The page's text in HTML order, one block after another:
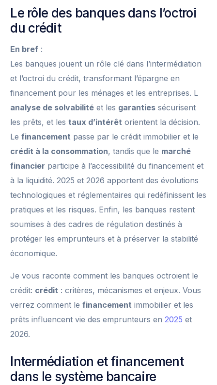
Le rôle des banques dans l’octroi
du crédit
En bref :
Les banques jouent un rôle clé dans l’intermédiation
et l’octroi du crédit, transformant l’épargne en
financement pour les ménages et les entreprises. L
analyse de solvabilité et les garanties sécurisent
les prêts, et lestaux d’intérêt orientent la décision.
Lefinancement passe par le crédit immobilier et le
crédit à la consommation, tandis que le marché
financier participe à l’accessibilité du financement et
à la liquidité. 2025 et 2026 apportent des évolutions
technologiques et réglementaires qui redéfinissent les
pratiques et les risques. Enfin, les banques restent
soumises à des cadres de régulation destinés à
protéger les emprunteurs et à préserver la stabilité
économique.
Je vous raconte comment les banques octroient le
crédit: crédit : critères, mécanismes et enjeux. Vous
verrez comment lefinancement immobilier et les
prêts influencent vie des emprunteurs en2025 et
2026.
Intermédiation et financement
dans le système bancaire